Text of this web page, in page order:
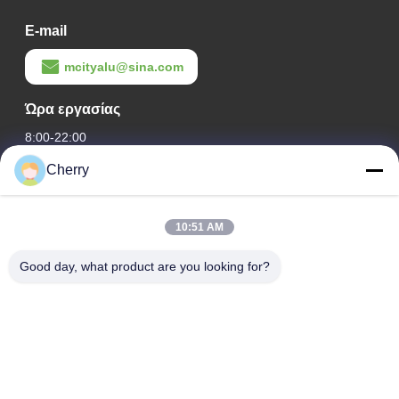
E-mail
mcityalu@sina.com
Ώρα εργασίας
8:00-22:00
Η διεύθυνσή μας
Βιομηχανικό πάρκο Hegui, Lishui, Nanhai Foshan Guangdong
Cherry
10:51 AM
Good day, what product are you looking for?